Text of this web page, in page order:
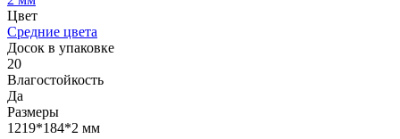
Цвет
Средние цвета
Досок в упаковке
20
Влагостойкость
Да
Размеры
1219*184*2 мм